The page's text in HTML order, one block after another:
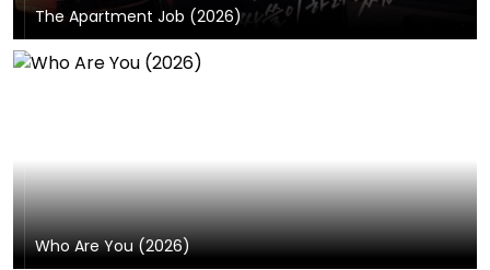
The Apartment Job (2026)
Who Are You (2026)